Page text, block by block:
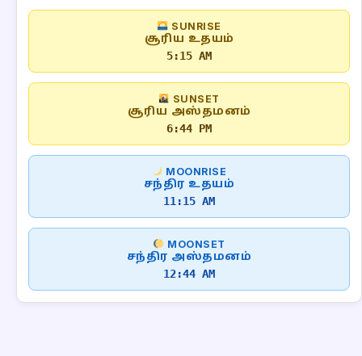
SUNRISE
சூரிய உதயம்
5:15 AM
SUNSET
சூரிய அஸ்தமனம்
6:44 PM
MOONRISE
சந்திர உதயம்
11:15 AM
MOONSET
சந்திர அஸ்தமனம்
12:44 AM